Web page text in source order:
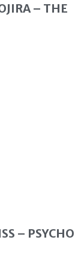
– THE
– PSYCHO